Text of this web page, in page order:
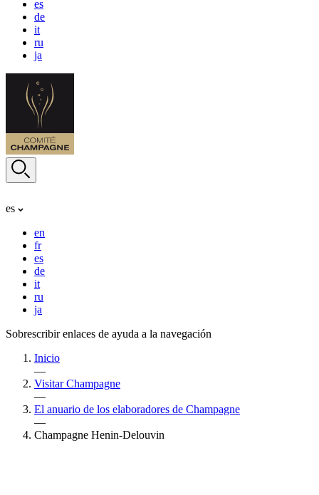
es
de
it
ru
ja
es
en
fr
es
de
it
ru
ja
Sobrescribir enlaces de ayuda a la navegación
Inicio
—
Visitar Champagne
—
El anuario de los elaboradores de Champagne
—
Champagne Henin-Delouvin